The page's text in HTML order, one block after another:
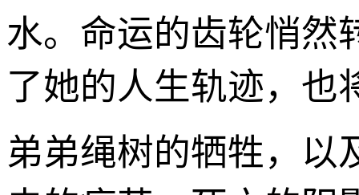
水。命运的齿轮悄然
了她的人生轨迹，也
弟弟绳树的牺牲，以